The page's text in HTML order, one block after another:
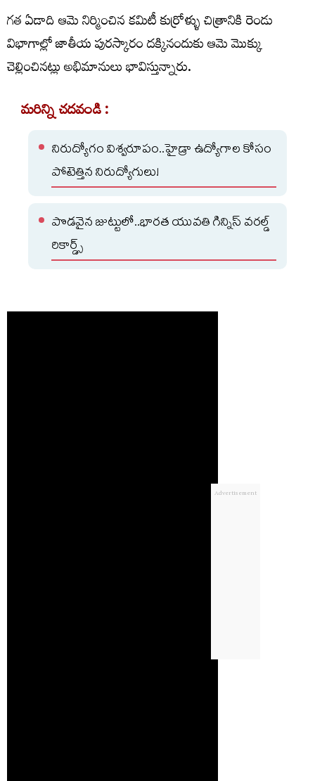
గత ఏడాది ఆమె నిర్మించిన కమిటీ కుర్రోళ్ళు చిత్రానికి రెండు
విభాగాల్లో జాతీయ పురస్కారం దక్కినందుకు ఆమె మొక్కు
చెల్లించినట్లు అభిమానులు భావిస్తున్నారు.
మరిన్ని చదవండి :
నిరుద్యోగం విశ్వరూపం..హైడ్రా ఉద్యోగాల కోసం
పోటెత్తిన నిరుద్యోగులు!
పొడవైన జుట్టులో..భారత యువతి గిన్నిస్ వరల్డ్
రికార్డ్స్